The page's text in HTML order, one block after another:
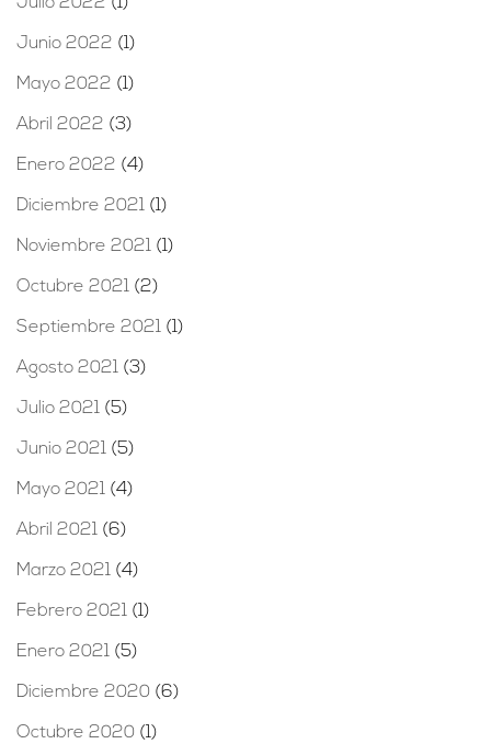
Junio 2022 (1)
Mayo 2022 (1)
Abril 2022 (3)
Enero 2022 (4)
Diciembre 2021 (1)
Noviembre 2021 (1)
Octubre 2021 (2)
Septiembre 2021 (1)
Agosto 2021 (3)
Julio 2021 (5)
Junio 2021 (5)
Mayo 2021 (4)
Abril 2021 (6)
Marzo 2021 (4)
Febrero 2021 (1)
Enero 2021 (5)
Diciembre 2020 (6)
Octubre 2020 (1)